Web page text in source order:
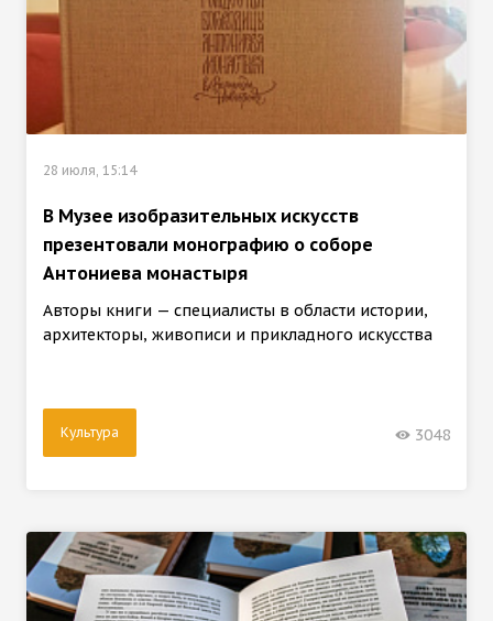
28 июля, 15:14
В Музее изобразительных искусств
презентовали монографию о cоборе
Антониева монастыря
Авторы книги — специалисты в области истории,
архитекторы, живописи и прикладного искусства
Культура 3048